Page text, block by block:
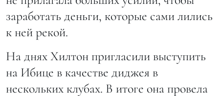
заработать деньги, которые сами лились
к ней рекой.
На днях Хилтон пригласили выступить
на Ибице в качестве диджея в
нескольких клубах. В итоге она провела